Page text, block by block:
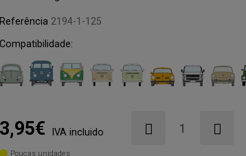
Referência 2194-1-125
Compatibilidade:
3,95€ IVA incluido
Poucas unidades